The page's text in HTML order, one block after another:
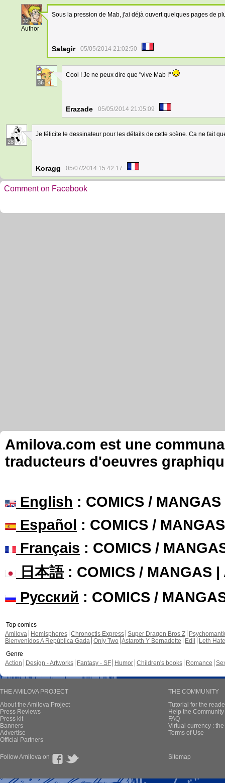
32
Author
Sous la pression de Mab, j'ai déjà ouvert quelques pages de
Salagir 05/05/2014 21:02:50
36
Cool ! Je ne peux dire que "vive Mab !"
Erazade 05/05/2014 21:05:09
28
Je félicite le dessinateur pour les détails de cette scène. Ca ne fait
Koragg 05/07/2014 15:42:17
Comment on Facebook
Amilova.com est une
traducteurs d'oeuvres
English : COMICS /
Español : COMICS /
Français : COMICS /
日本語: COMICS / MANGAS |
Русский : COMICS /
Top comics
Amilova
Hemispheres Chronoctis Express Super Dragon Bros Z
Bienvenidos A República Gada Only Two Astaroth Y Bernadette Edil
Leth Hate
Genre
Action
Design - Artworks Fantasy - SF Humor Children's books Romance
THE AMILOVA PROJECT
About the Amilova Project
Press Reviews
Press kit
Banners
Advertise
Official Partners
THE COMMUNITY
Tutorial for the
Help the
FAQ
Virtual currency :
Terms of Use
Follow Amilova on Sitemap